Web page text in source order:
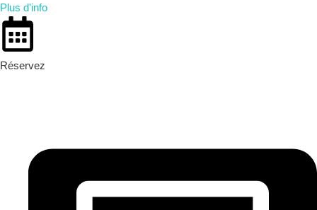
Plus d'info
Réservez